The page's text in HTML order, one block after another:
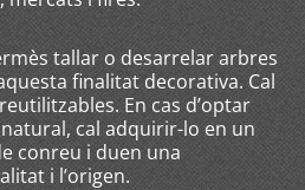
tallar o desarrelar arbres
finalitat decorativa. Cal
En cas d’optar
cal adquirir-lo en un
conreu i duen una
i l’origen.